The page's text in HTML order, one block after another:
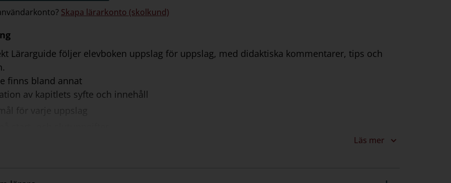
Skapa lärarkonto (skolkund)
Lärarguide följer elevboken uppslag för uppslag, med didaktiska kommentarer, tips och
finns bland annat
av kapitlets syfte och innehåll
för varje uppslag
Läs mer